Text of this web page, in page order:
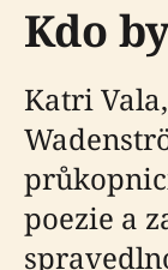
Kdo
Katri
poezie a